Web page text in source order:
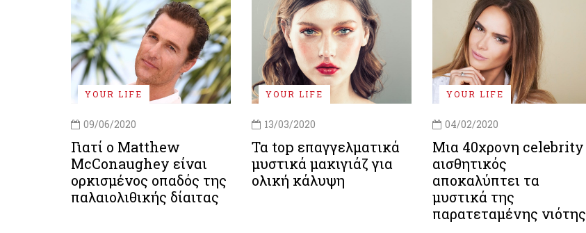
YOUR LIFE
09/06/2020
Γιατί ο Matthew
McConaughey είναι
ορκισμένος οπαδός της
παλαιολιθικής δίαιτας
YOUR LIFE
13/03/2020
Τα top επαγγελματικά
μυστικά μακιγιάζ για
ολική κάλυψη
YOUR LIFE
04/02/2020
Μια 40χρονη celebrity
αισθητικός
αποκαλύπτει τα
μυστικά της
παρατεταμένης νιότης